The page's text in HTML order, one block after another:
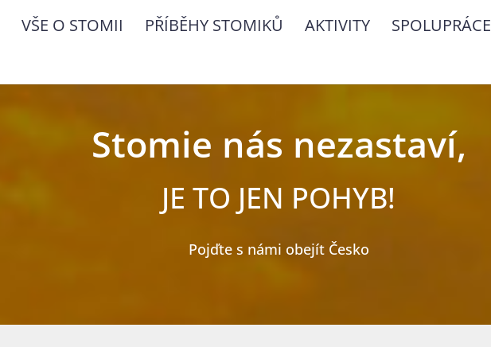
VŠE O STOMII PŘÍBĚHY STOMIKŮ AKTIVITY SPOLUPRÁCE
Stomie nás nezastaví,
JE TO JEN POHYB!
Pojďte s námi obejít Česko